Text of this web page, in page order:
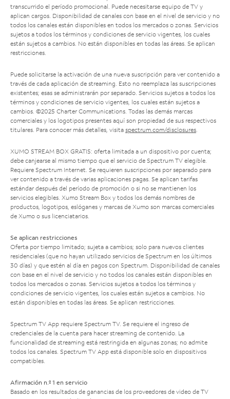
transcurrido el período promocional. Puede necesitarse equipo de TV y
aplican cargos. Disponibilidad de canales con base en el nivel de servicio y no
todos los canales están disponibles en todos los mercados o zonas. Servicios
sujetos a todos los términos y condiciones de servicio vigentes, los cuales
están sujetos a cambios. No están disponibles en todas las áreas. Se aplican
restricciones.
Puede solicitarse la activación de una nueva suscripción para ver contenido a
través de cada aplicación de streaming. Esto no reemplaza las suscripciones
existentes; esas se administrarán por separado. Servicios sujetos a todos los
términos y condiciones de servicio vigentes, los cuales están sujetos a
cambios. ©2025 Charter Communications. Todas las demás marcas
comerciales y los logotipos presentes aquí son propiedad de sus respectivos
titulares. Para conocer más detalles, visita spectrum.com/disclosures.
XUMO STREAM BOX GRATIS: oferta limitada a un dispositivo por cuenta;
debe canjearse al mismo tiempo que el servicio de Spectrum TV elegible.
Requiere Spectrum Internet. Se requieren suscripciones por separado para
ver contenido a través de varias aplicaciones pagas. Se aplican tarifas
estándar después del período de promoción o si no se mantienen los
servicios elegibles. Xumo Stream Box y todos los demás nombres de
productos, logotipos, eslóganes y marcas de Xumo son marcas comerciales
de Xumo o sus licenciatarios.
Se aplican restricciones
Oferta por tiempo limitado; sujeta a cambios; solo para nuevos clientes
residenciales (que no hayan utilizado servicios de Spectrum en los últimos
30 días) y que estén al día en pagos con Spectrum. Disponibilidad de canales
con base en el nivel de servicio y no todos los canales están disponibles en
todos los mercados o zonas. Servicios sujetos a todos los términos y
condiciones de servicio vigentes, los cuales están sujetos a cambios. No
están disponibles en todas las áreas. Se aplican restricciones.
Spectrum TV App requiere Spectrum TV. Se requiere el ingreso de
credenciales de la cuenta para hacer streaming de contenido. La
funcionalidad de streaming está restringida en algunas zonas; no admite
todos los canales. Spectrum TV App está disponible solo en dispositivos
compatibles.
Afirmación n.º 1 en servicio
Basado en los resultados de ganancias de los proveedores de video de TV